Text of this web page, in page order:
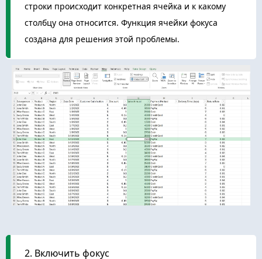
строки происходит конкретная ячейка и к какому
столбцу она относится. Функция ячейки фокуса
создана для решения этой проблемы.
2. Включить фокус